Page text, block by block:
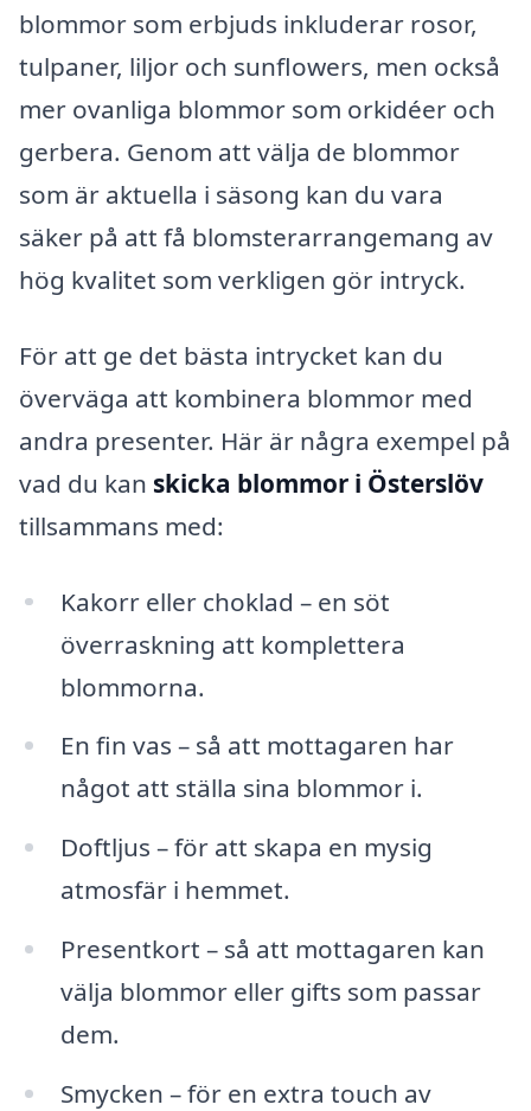
blommor som erbjuds inkluderar rosor,
tulpaner, liljor och sunflowers, men också
mer ovanliga blommor som orkidéer och
gerbera. Genom att välja de blommor
som är aktuella i säsong kan du vara
säker på att få blomsterarrangemang av
hög kvalitet som verkligen gör intryck.
För att ge det bästa intrycket kan du
överväga att kombinera blommor med
andra presenter. Här är några exempel på
vad du kan skicka blommor i Österslöv
tillsammans med:
Kakorr eller choklad – en söt
överraskning att komplettera
blommorna.
En fin vas – så att mottagaren har
något att ställa sina blommor i.
Doftljus – för att skapa en mysig
atmosfär i hemmet.
Presentkort – så att mottagaren kan
välja blommor eller gifts som passar
dem.
Smycken – för en extra touch av